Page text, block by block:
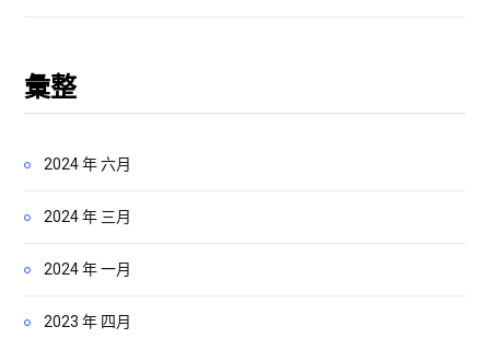
彙整
2024 年 六月
2024 年 三月
2024 年 一月
2023 年 四月